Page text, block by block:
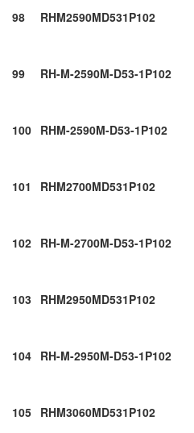
98 RHM2590MD531P102
99 RH-M-2590M-D53-1P102
100 RHM-2590M-D53-1P102
101 RHM2700MD531P102
102 RH-M-2700M-D53-1P102
103 RHM2950MD531P102
104 RH-M-2950M-D53-1P102
105 RHM3060MD531P102